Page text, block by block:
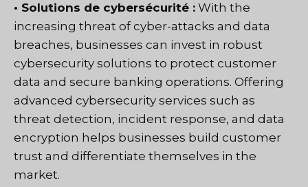
• Solutions de cybersécurité : With the
increasing threat of cyber-attacks and data
breaches, businesses can invest in robust
cybersecurity solutions to protect customer
data and secure banking operations. Offering
advanced cybersecurity services such as
threat detection, incident response, and data
encryption helps businesses build customer
trust and differentiate themselves in the
market.